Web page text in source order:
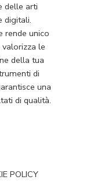
delle arti
digitali.
rende unico
le
della tua
di
una
di qualità.
POLICY